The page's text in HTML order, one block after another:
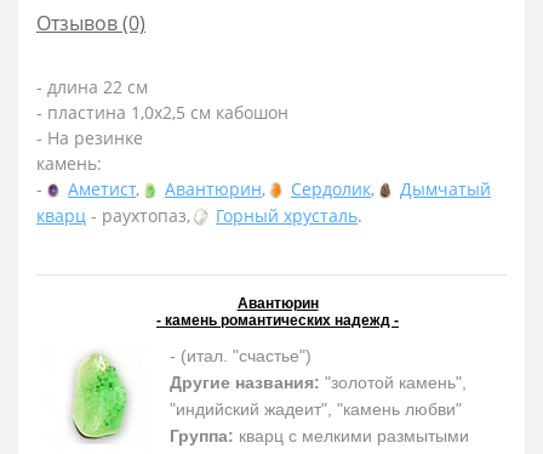
Отзывов (0)
- длина 22 см
- пластина 1,0х2,5 см кабошон
- На резинке
камень:
-
Аметист, Авантюрин, Сердолик,
Дымчатый
кварц - раухтопаз, Горный хрусталь.
Авантюрин
- камень романтических надежд -
- (итал. "счастье")
Другие названия: "золотой камень",
"индийский жадеит", "камень любви"
Группа: кварц с мелкими размытыми